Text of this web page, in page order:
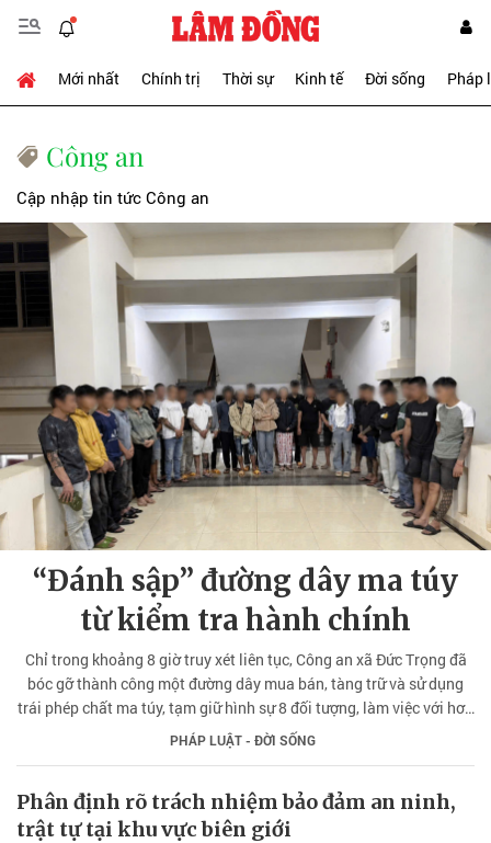
Mới nhất Chính trị Thời sự Kinh tế Đời sống Pháp
Công an
Cập nhập tin tức Công an
“Đánh sập” đường dây ma túy
từ kiểm tra hành chính
Chỉ trong khoảng 8 giờ truy xét liên tục, Công an xã Đức Trọng đã
bóc gỡ thành công một đường dây mua bán, tàng trữ và sử dụng
trái phép chất ma túy, tạm giữ hình sự 8 đối tượng, làm việc với hơn
30 trường hợp liên quan.
PHÁP LUẬT - ĐỜI SỐNG
Phân định rõ trách nhiệm bảo đảm an ninh,
trật tự tại khu vực biên giới